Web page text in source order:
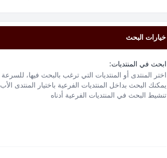
خيارات البحث
ابحث في المنتديات:
اختر المنتدى أو المنتديات التي ترغب بالبحث فيها، للسرعة
يمكنك البحث بداخل المنتديات الفرعية باختيار المنتدى الأب
تنشيط البحث في المنتديات الفرعية أدناه